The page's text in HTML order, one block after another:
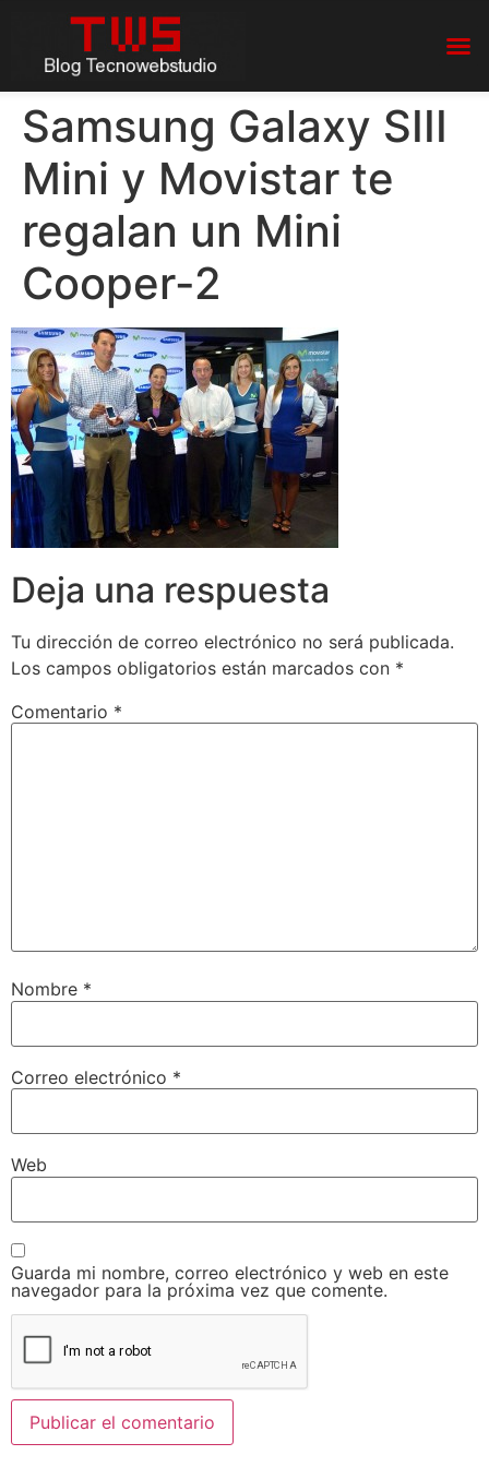
Samsung Galaxy SIII
Mini y Movistar te
regalan un Mini
Cooper-2
Deja una respuesta
Tu dirección de correo electrónico no será publicada.
Los campos obligatorios están marcados con *
Comentario *
Nombre *
Correo electrónico *
Web
Guarda mi nombre, correo electrónico y web en este
navegador para la próxima vez que comente.